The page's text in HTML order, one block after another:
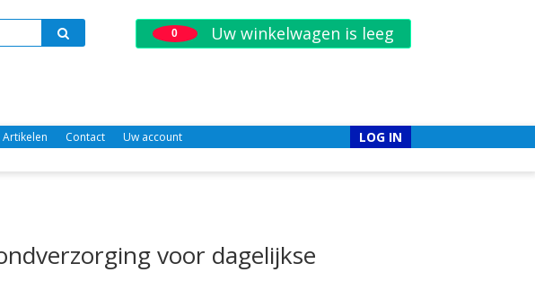
0 Uw winkelwagen is leeg
Artikelen Contact Uw account LOG IN
voor dagelijkse